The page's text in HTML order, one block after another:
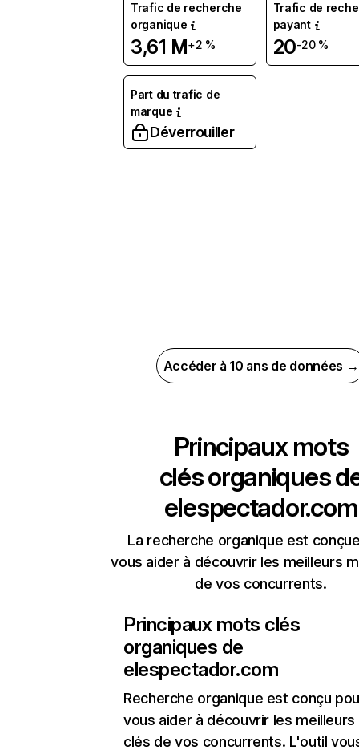
Trafic de recherche
organique
3,61 M+2 %
Trafic de
payant
20-20 %
Part du trafic de
marque
Déverrouiller
Accéder à 10 ans de données →
Principaux mots
clés organiques
elespectador.com
La recherche organique est
vous aider à découvrir les meilleurs
de vos concurrents.
Principaux mots clés
organiques de
elespectador.com
Recherche organique est conçu
vous aider à découvrir les
clés de vos concurrents. L'outil